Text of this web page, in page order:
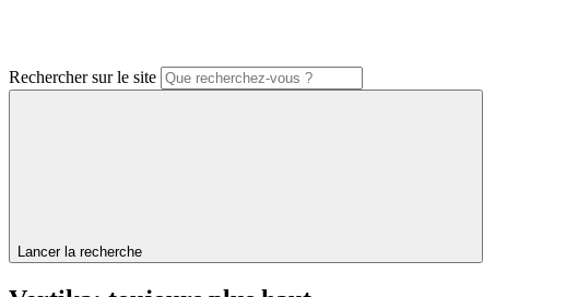
Rechercher sur le site
Lancer la recherche